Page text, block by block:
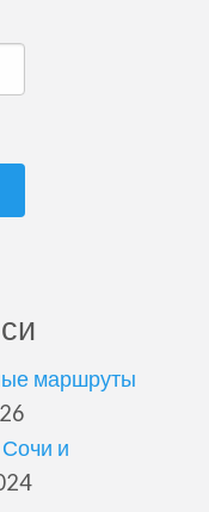
маршруты
и